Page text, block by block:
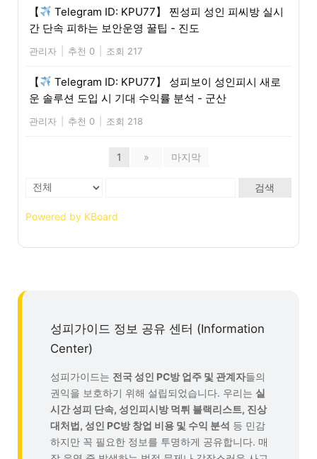
【
Telegram ID: KPU77】 찐성피 성인 피씨방 실시
간 단속 피하는 보안운영 꿀팁 - 진도
관리자 추천 0 조회 217
【
Telegram ID: KPU77】 성피보이 성인피시 새로
운 솔루션 도입 시 기대 수익률 분석 - 군산
관리자 추천 0 조회 218
1 » 마지막
검색
Powered by KBoard
성피가이드 정보 공유 센터 (Information
Center)
성피가이드는 전국 성인 PC방 업주 및 관계자들의
권익을 보호하기 위해 설립되었습니다. 우리는 실
시간 성피 단속, 성인피시방 먹튀 블랙리스트, 진상
대처법, 성인 PC방 창업 비용 및 수익 분석 등 민감
하지만 꼭 필요한 정보를 투명하게 공유합니다. 매